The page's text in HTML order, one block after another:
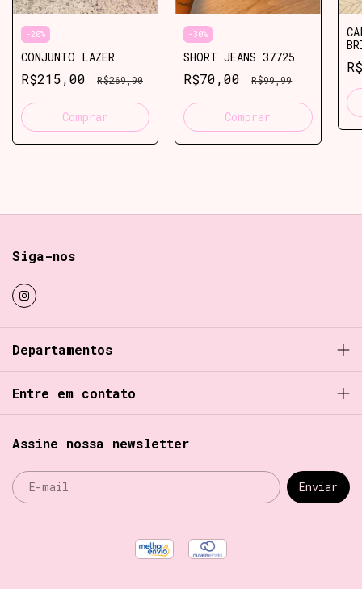
-20%
CONJUNTO LAZER
R$215,00 R$269,90
Comprar
-30%
SHORT JEANS 37725
R$70,00 R$99,99
Comprar
Siga-nos
Departamentos
Entre em contato
Assine nossa newsletter